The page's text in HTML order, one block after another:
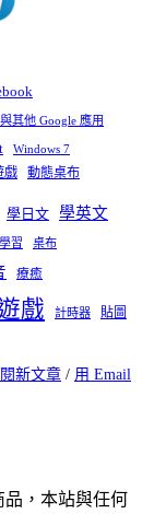
其他 Google 應用
Windows 7
戲 動態桌布
學日文 學英文
習 桌布
療癒
戲 計時器
貼圖
新文章 / 用 Email
，本站與任何